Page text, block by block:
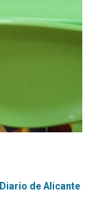
Diario de Alicante